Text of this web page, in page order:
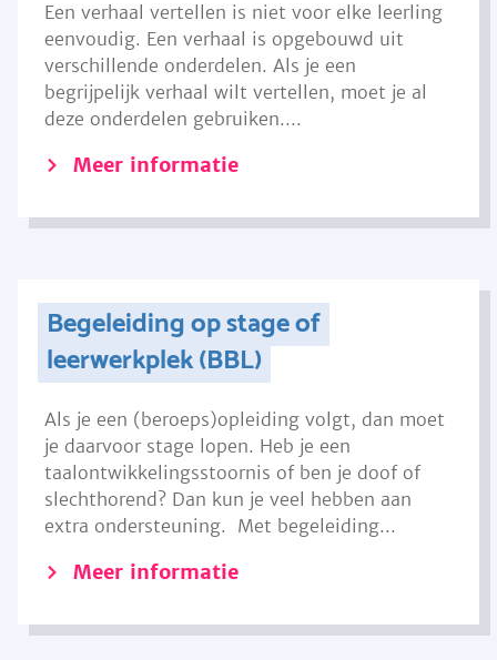
Een verhaal vertellen is niet voor elke leerling
eenvoudig. Een verhaal is opgebouwd uit
verschillende onderdelen. Als je een
begrijpelijk verhaal wilt vertellen, moet je al
deze onderdelen gebruiken....
Meer informatie
Begeleiding op stage of
leerwerkplek (BBL)
Als je een (beroeps)opleiding volgt, dan moet
je daarvoor stage lopen. Heb je een
taalontwikkelingsstoornis of ben je doof of
slechthorend? Dan kun je veel hebben aan
extra ondersteuning. Met begeleiding...
Meer informatie